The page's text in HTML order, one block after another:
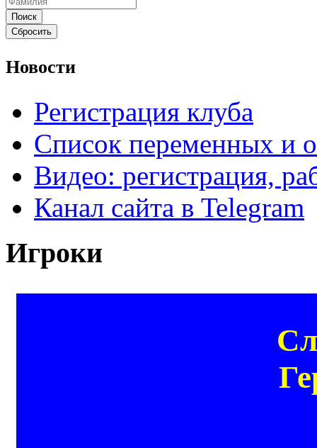
Новости
Регистрация клуба
Список переменных и
Видео: регистрация,
Канал сайта в Telegram
Игроки